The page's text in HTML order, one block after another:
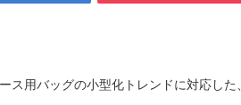
用バッグの小型化トレンドに対応した、